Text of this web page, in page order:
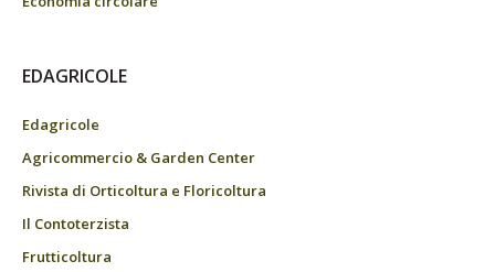
EDAGRICOLE
Edagricole
Agricommercio & Garden Center
Rivista di Orticoltura e Floricoltura
Il Contoterzista
Frutticoltura